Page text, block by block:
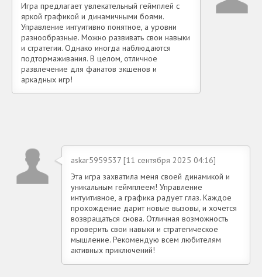
Игра предлагает увлекательный геймплей с
яркой графикой и динамичными боями.
Управление интуитивно понятное, а уровни
разнообразные. Можно развивать свои навыки
и стратегии. Однако иногда наблюдаются
подтормаживания. В целом, отличное
развлечение для фанатов экшенов и
аркадных игр!
askar5959537 [11 сентября 2025 04:16]
Эта игра захватила меня своей динамикой и
уникальным геймплеем! Управление
интуитивное, а графика радует глаз. Каждое
прохождение дарит новые вызовы, и хочется
возвращаться снова. Отличная возможность
проверить свои навыки и стратегическое
мышление. Рекомендую всем любителям
активных приключений!